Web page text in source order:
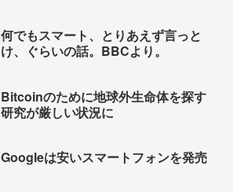
何でもスマート、とりあえず言っと
け、ぐらいの話。BBCより。
Bitcoinのために地球外生命体を探す
研究が厳しい状況に
Googleは安いスマートフォンを発売